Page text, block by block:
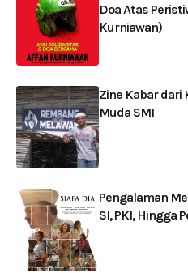
Doa Atas
Kurniawan)
Zine Kabar dari
Muda SMI
Pengalaman
SI, PKI, Hingga